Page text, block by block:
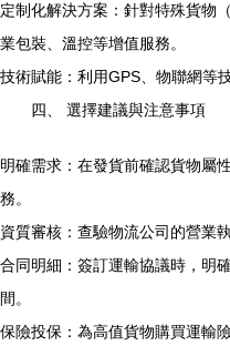
定制化解決方案：針對特殊貨物
業包裝、溫控等增值服務。
技術賦能：利用GPS、物聯網等
四、 選擇建議與注意事項
明確需求：在發貨前確認貨物屬
務。
資質審核：查驗物流公司的營業
合同明細：簽訂運輸協議時，明
間。
保險投保：為高值貨物購買運輸